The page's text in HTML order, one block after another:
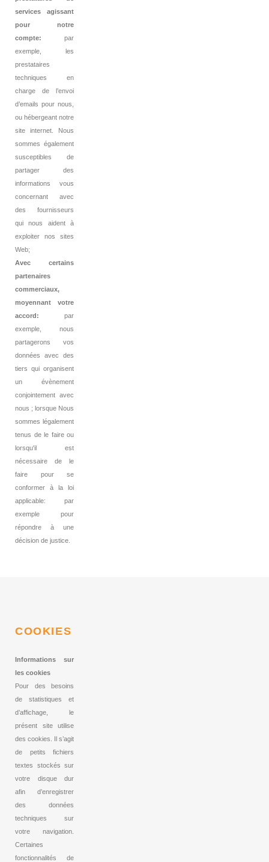
services agissant
pour notre
compte: par
exemple, les
prestataires
techniques en
charge de l’envoi
d’emails pour nous,
ou hébergeant notre
site internet. Nous
sommes également
susceptibles de
partager des
informations vous
concernant avec
des fournisseurs
qui nous aident à
exploiter nos sites
Web;
Avec certains
partenaires
commerciaux,
moyennant votre
accord: par
exemple, nous
partagerons vos
données avec des
tiers qui organisent
un évènement
conjointement avec
nous ; lorsque Nous
sommes légalement
tenus de le faire ou
lorsqu'il est
nécessaire de le
faire pour se
conformer à la loi
applicable: par
exemple pour
répondre à une
décision de justice.
COOKIES
Informations sur
les cookies
Pour des besoins
de statistiques et
d’affichage, le
présent site utilise
des cookies. Il s’agit
de petits fichiers
textes stockés sur
votre disque dur
afin d’enregistrer
des données
techniques sur
votre navigation.
Certaines
fonctionnalités de